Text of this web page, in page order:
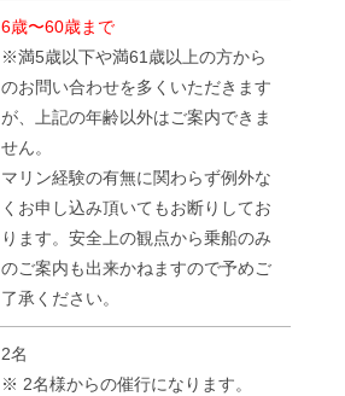
6歳〜60歳まで
※満5歳以下や満61歳以上の方から
のお問い合わせを多くいただきます
が、上記の年齢以外はご案内できま
せん。
マリン経験の有無に関わらず例外な
くお申し込み頂いてもお断りしてお
ります。安全上の観点から乗船のみ
のご案内も出来かねますので予めご
了承ください。
2名
※ 2名様からの催行になります。